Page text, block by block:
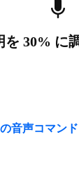
を 30% に
音声コマン